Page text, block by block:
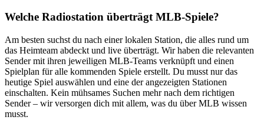
Welche Radiostation überträgt MLB-Spiele?
Am besten suchst du nach einer lokalen Station, die alles rund um
das Heimteam abdeckt und live überträgt. Wir haben die relevanten
Sender mit ihren jeweiligen MLB-Teams verknüpft und einen
Spielplan für alle kommenden Spiele erstellt. Du musst nur das
heutige Spiel auswählen und eine der angezeigten Stationen
einschalten. Kein mühsames Suchen mehr nach dem richtigen
Sender – wir versorgen dich mit allem, was du über MLB wissen
musst.